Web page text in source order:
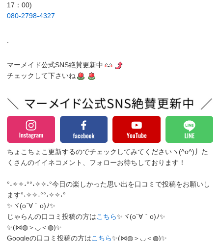
17：00)
080-2798-4327
マーメイド公式SNS絶賛更新中
チェックして下さいね
ちょこちょこ更新するのでチェックしてみてくださいヽ(^o^)丿 た
くさんのイイネコメント、フォローお待ちしております！
°˖✧✧˖°°˖✧✧˖°今日の楽しかった思い出を口コミで投稿をお願いし
ます°˖✧✧˖°°˖✧✧˖°
✨ヾ(o´∀｀o)ﾉ✨
じゃらんの口コミ投稿の方はこちら✨ヾ(o´∀｀o)ﾉ✨
✨(⋈◍＞◡＜◍)✨
Googleの口コミ投稿の方はこちら✨(⋈◍＞◡＜◍)✨